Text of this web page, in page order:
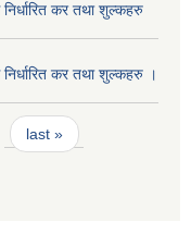
कर तथा शुल्कहरु
कर तथा शुल्कहरु ।
last »